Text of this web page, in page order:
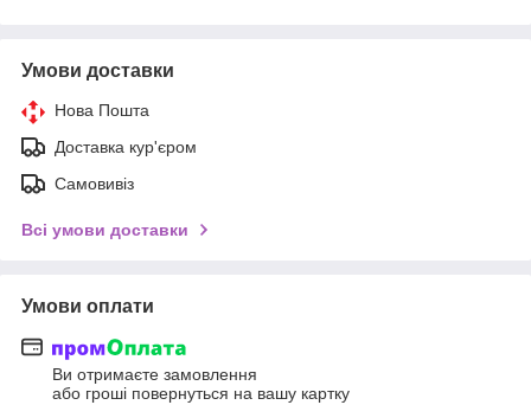
Умови доставки
Нова Пошта
Доставка кур'єром
Самовивіз
Всі умови доставки
Умови оплати
Ви отримаєте замовлення
або гроші повернуться на вашу картку